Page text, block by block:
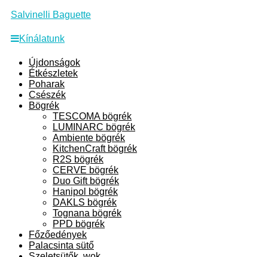
Salvinelli Baguette
Kínálatunk
Újdonságok
Étkészletek
Poharak
Csészék
Bögrék
TESCOMA bögrék
LUMINARC bögrék
Ambiente bögrék
KitchenCraft bögrék
R2S bögrék
CERVE bögrék
Duo Gift bögrék
Hanipol bögrék
DAKLS bögrék
Tognana bögrék
PPD bögrék
Főzőedények
Palacsinta sütő